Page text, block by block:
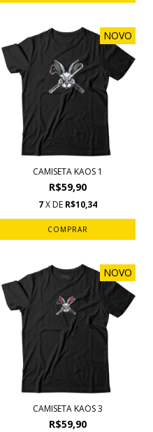
NOVO
CAMISETA KAOS 1
R$59,90
7X DE R$10,34
COMPRAR
NOVO
CAMISETA KAOS 3
R$59,90